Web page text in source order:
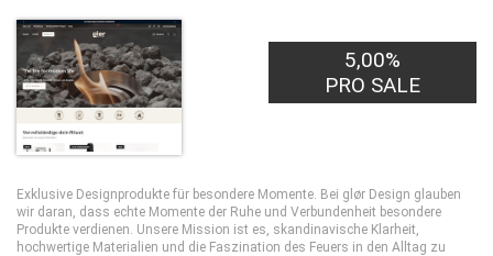
5,00%
PRO SALE
Exklusive Designprodukte für besondere Momente. Bei glør Design glauben
wir daran, dass echte Momente der Ruhe und Verbundenheit besondere
Produkte verdienen. Unsere Mission ist es, skandinavische Klarheit,
hochwertige Materialien und die Faszination des Feuers in den Alltag zu